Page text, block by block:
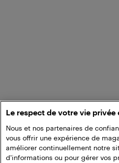
Le respect de votre vie
Nous et nos partenaires de
vous offrir une expérience de
améliorer continuellement notre
d'informations ou pour gérer vos